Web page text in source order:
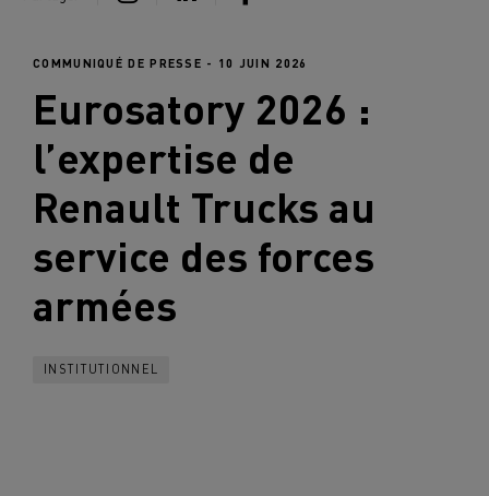
COMMUNIQUÉ DE PRESSE - 10 JUIN 2026
Eurosatory 2026 :
l’expertise de
Renault Trucks au
service des forces
armées
INSTITUTIONNEL